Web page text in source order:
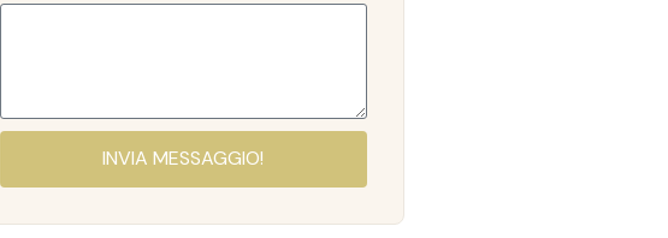
INVIA MESSAGGIO!